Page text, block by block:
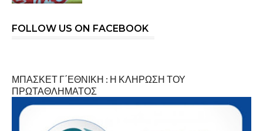
FOLLOW US ON FACEBOOK
ΜΠΑΣΚΕΤ Γ΄ΕΘΝΙΚΗ : Η ΚΛΗΡΩΣΗ ΤΟΥ
ΠΡΩΤΑΘΛΗΜΑΤΟΣ